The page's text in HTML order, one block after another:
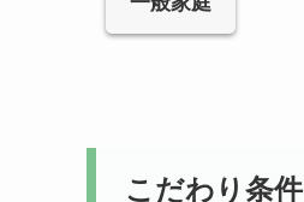
こだわり条件